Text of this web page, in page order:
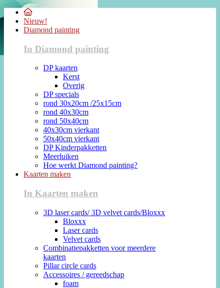
Nieuw!
Diamond painting
In Diamond painting
DP kaarten
Kerst
Overig
DP specials
rond 30x20cm /25x15cm
rond 40x30cm
rond 50x40cm
40x30cm vierkant
50x40cm vierkant
DP Kinderpakketten
Meerluiken
Hoe werkt Diamond painting?
Kaarten maken
In Kaarten maken
3D laser cards/ 3D velvet cards/Bloxxx
Bloxxx
Laser cards
Velvet cards
Combinatiepakketten voor meerdere
kaarten
Pillar circle cards
Accessoires / gereedschap
foam